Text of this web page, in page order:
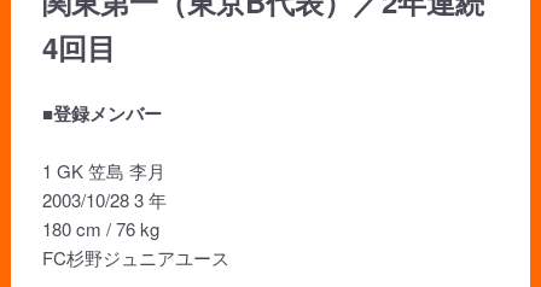
4回目
■登録メンバー
1 GK 笠島 李月
2003/10/28 3 年
180 cm / 76 kg
FC杉野ジュニアユース